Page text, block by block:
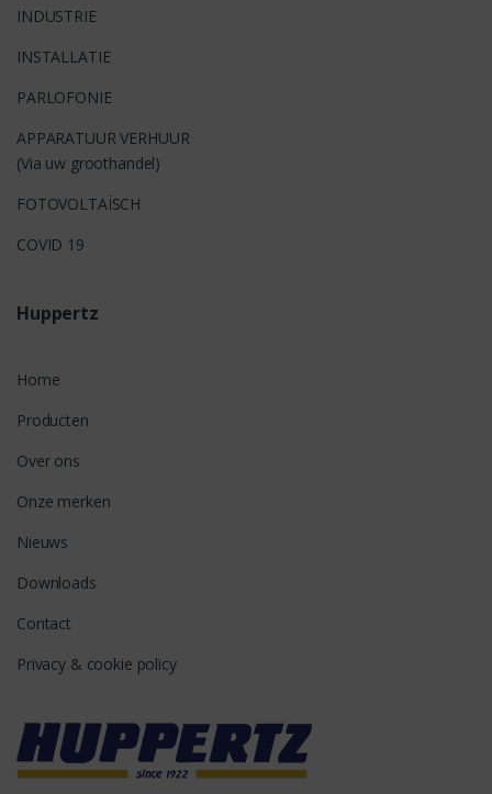
INDUSTRIE
INSTALLATIE
PARLOFONIE
APPARATUUR VERHUUR
(Via uw groothandel)
FOTOVOLTAÏSCH
COVID 19
Huppertz
Home
Producten
Over ons
Onze merken
Nieuws
Downloads
Contact
Privacy & cookie policy